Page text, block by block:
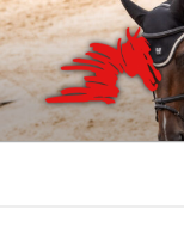
Saltar
al
contenido